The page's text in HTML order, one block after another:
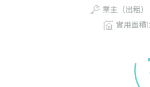
業主（出租）
實用面積